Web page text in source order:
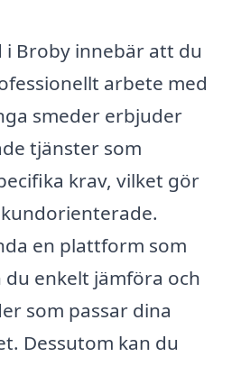
i Broby innebär att du
arbete med
smeder erbjuder
tjänster som
krav, vilket gör
en plattform som
du enkelt jämföra och
som passar dina
Dessutom kan du